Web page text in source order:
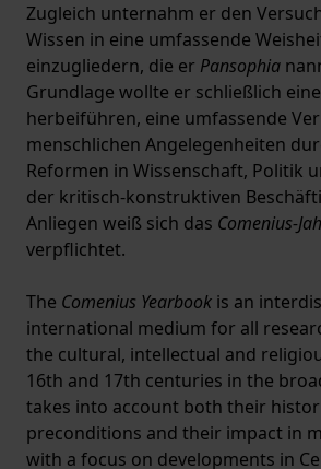
Zugleich unternahm er den
Wissen in eine umfassende
einzugliedern, die er Pansophia
Grundlage wollte er schließlich eine
herbeiführen, eine umfassende
menschlichen Angelegenheiten
Reformen in Wissenschaft, Politik
der kritisch-konstruktiven
Anliegen weiß sich das Comenius-
verpflichtet.
The Comenius Yearbook is an
international medium for all
the cultural, intellectual and
16th and 17th centuries in the
takes into account both their
preconditions and their impact in
with a focus on developments in